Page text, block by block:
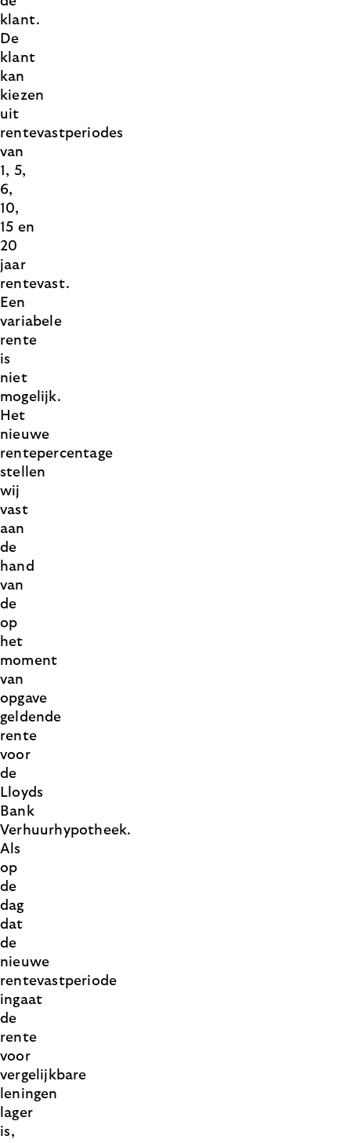
klant.
De
klant
kan
kiezen
uit
rentevastperiodes
van
1, 5,
6,
10,
15 en
20
jaar
rentevast.
Een
variabele
rente
is
niet
mogelijk.
Het
nieuwe
rentepercentage
stellen
wij
vast
aan
de
hand
van
de
op
het
moment
van
opgave
geldende
rente
voor
de
Lloyds
Bank
Verhuurhypotheek.
Als
op
de
dag
dat
de
nieuwe
rentevastperiode
ingaat
de
rente
voor
vergelijkbare
leningen
lager
is,